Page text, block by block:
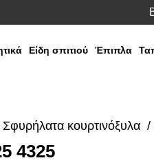
Είδη σπιτιού Έπιπλα
Σφυρήλατα κουρτινόξυλα
4325